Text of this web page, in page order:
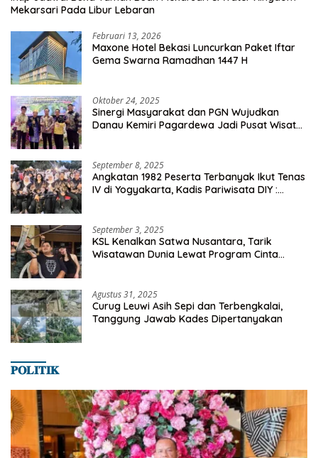
Mekarsari Pada Libur Lebaran
Februari 13, 2026
Maxone Hotel Bekasi Luncurkan Paket Iftar
Gema Swarna Ramadhan 1447 H
Oktober 24, 2025
Sinergi Masyarakat dan PGN Wujudkan
Danau Kemiri Pagardewa Jadi Pusat Wisata
September 8, 2025
Angkatan 1982 Peserta Terbanyak Ikut Tenas
IV di Yogyakarta, Kadis Pariwisata DIY :
September 3, 2025
KSL Kenalkan Satwa Nusantara, Tarik
Wisatawan Dunia Lewat Program Cinta
Agustus 31, 2025
Curug Leuwi Asih Sepi dan Terbengkalai,
Tanggung Jawab Kades Dipertanyakan
𝐏𝐎𝐋𝐈𝐓𝐈𝐊